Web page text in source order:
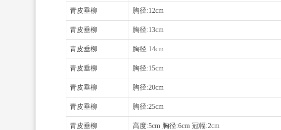
青皮垂柳 胸径:12cm
青皮垂柳 胸径:13cm
青皮垂柳 胸径:14cm
青皮垂柳 胸径:15cm
青皮垂柳 胸径:20cm
青皮垂柳 胸径:25cm
青皮垂柳 高度:5cm 胸径:6cm 冠幅:2cm